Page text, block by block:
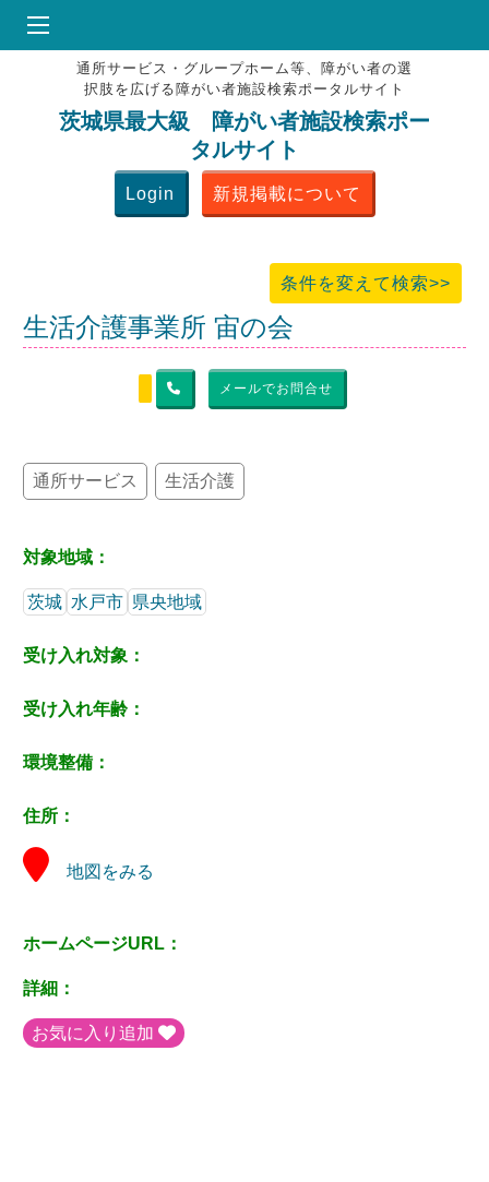
HOME
♥お気にりブックマーク
掲載会員MENU
よくある質問
通所サービス・グループホーム等、障がい者の選
択肢を広げる障がい者施設検索ポータルサイト
茨城県最大級 障がい者施設検索ポー
タルサイト
Login 新規掲載について
条件を変えて検索>>
生活介護事業所 宙の会
メールでお問合せ
通所サービス 生活介護
対象地域：
茨城 水戸市 県央地域
受け入れ対象：
受け入れ年齢：
環境整備：
住所：
地図をみる
ホームページURL：
詳細：
お気に入り追加